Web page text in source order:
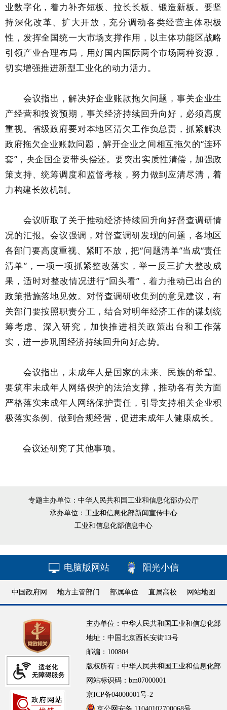
业数字化，着力补齐短板、拉长长板、锻造新板。要坚
持深化改革、扩大开放，充分调动各类经营主体积极
性，发挥全国统一大市场支撑作用，以主体功能区战略
引领产业合理布局，用好国内国际两个市场两种资源，
切实增强推进新型工业化的动力活力。
会议指出，解决好企业账款拖欠问题，事关企业生
产经营和投资预期，事关经济持续回升向好，必须高度
重视。省级政府要对本地区清欠工作负总责，抓紧解决
政府拖欠企业账款问题，解开企业之间相互拖欠的“连环
套”，央企国企要带头偿还。要突出实质性清偿，加强政
策支持、统筹调度和监督考核，努力做到应清尽清，着
力构建长效机制。
会议听取了关于推动经济持续回升向好督查调研情
况的汇报。会议强调，对督查调研发现的问题，各地区
各部门要高度重视、紧盯不放，把“问题清单”当成“责任
清单”，一项一项抓紧整改落实，举一反三扩大整改成
果，适时对整改情况进行“回头看”，着力推动已出台的
政策措施落地见效。对督查调研收集到的意见建议，有
关部门要按照职责分工，结合对明年经济工作的谋划统
筹考虑、深入研究，加快推进相关政策出台和工作落
实，进一步巩固经济持续回升向好态势。
会议指出，未成年人是国家的未来、民族的希望。
要筑牢未成年人网络保护的法治支撑，推动各有关方面
严格落实未成年人网络保护责任，引导支持相关企业积
极落实条例、做到合规经营，促进未成年人健康成长。
会议还研究了其他事项。
专题主办单位：中华人民共和国工业和信息化部办公厅
承办单位：工业和信息化部新闻宣传中心
工业和信息化部信息中心
电脑版网站 阳光小信
中国政府网 地方主管部门 部属单位 直属高校 网站地图
主办单位：中华人民共和国工业和信息化部
地址：中国北京西长安街13号
邮编：100804
版权所有：中华人民共和国工业和信息化部
网站标识码：bm07000001
京ICP备04000001号-2